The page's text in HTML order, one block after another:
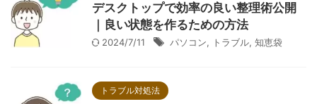
デスクトップで効率の良い整理術公開
｜良い状態を作るための方法
2024/7/11 パソコン, トラブル, 知恵袋
トラブル対処法